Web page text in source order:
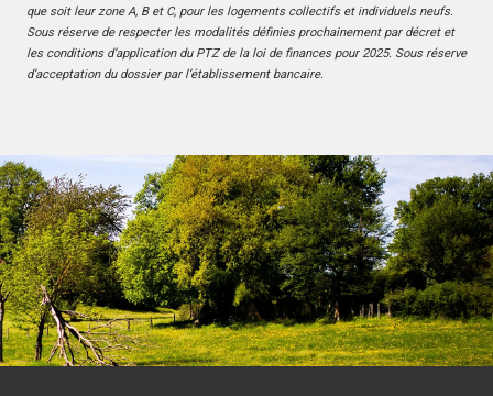
que soit leur zone A, B et C, pour les logements collectifs et individuels neufs.
Sous réserve de respecter les modalités définies prochainement par décret et
les conditions d’application du PTZ de la loi de finances pour 2025. Sous réserve
d’acceptation du dossier par l’établissement bancaire.